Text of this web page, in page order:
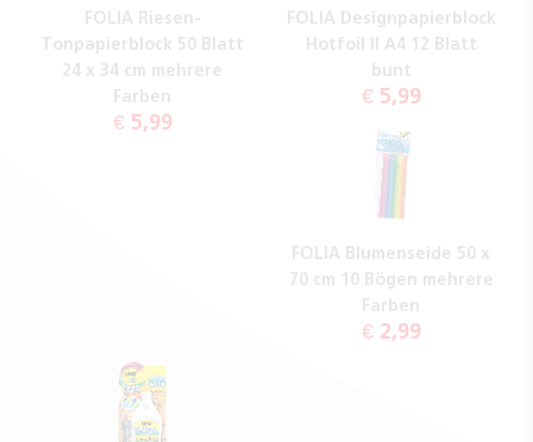
FOLIA Riesen-
Tonpapierblock 50 Blatt
24 x 34 cm mehrere
Farben
€ 5,99
FOLIA Designpapierblock
Hotfoil II A4 12 Blatt
bunt
€ 5,99
FOLIA Blumenseide 50 x
70 cm 10 Bögen mehrere
Farben
€ 2,99